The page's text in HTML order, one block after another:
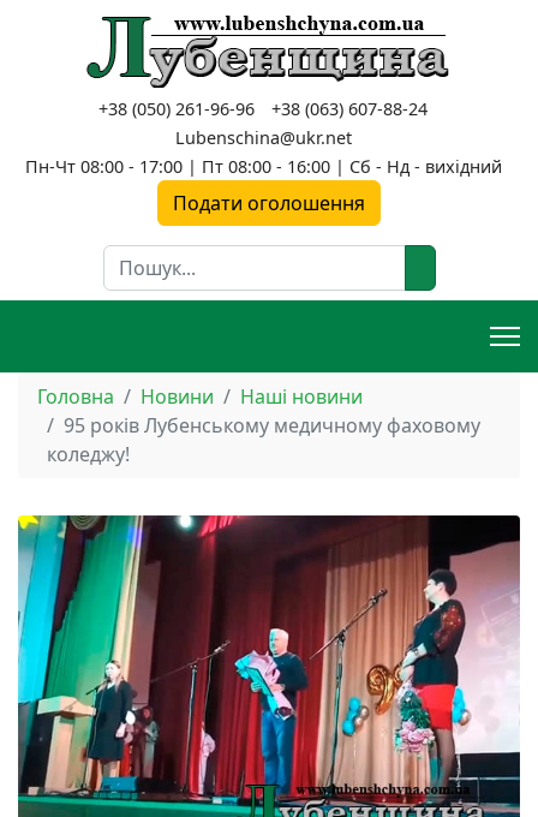
+38 (050) 261-96-96
+38 (063) 607-88-24
Lubenschina@ukr.net
Пн-Чт 08:00 - 17:00 | Пт 08:00 - 16:00 | Сб - Нд - вихідний
Подати оголошення
Пошук
Головна Новини
Наші новини
95 років Лубенському медичному фаховому
коледжу!